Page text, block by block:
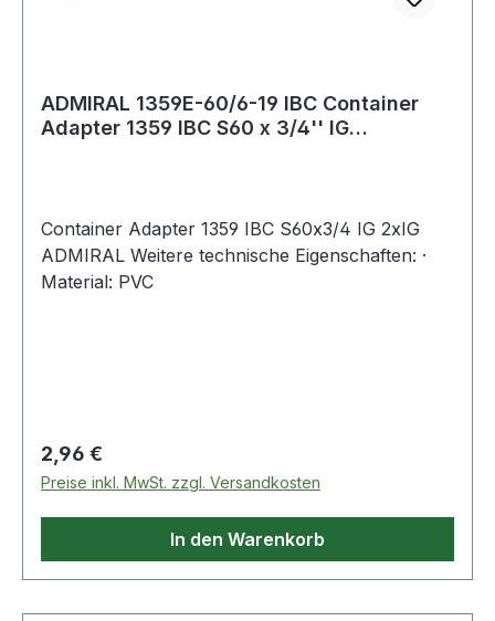
ADMIRAL 1359E-60/6-19 IBC Container
Adapter 1359 IBC S60 x 3/4'' IG
Container Adapter 1359 IBC S60x3/4 IG 2xIG
ADMIRAL Weitere technische Eigenschaften: ·
Material: PVC
Regulärer Preis:
2,96 €
Preise inkl. MwSt. zzgl. Versandkosten
In den Warenkorb